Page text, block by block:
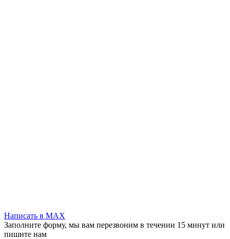
Написать в MAX
Заполните форму, мы вам перезвоним в течении 15 минут или
пишите нам